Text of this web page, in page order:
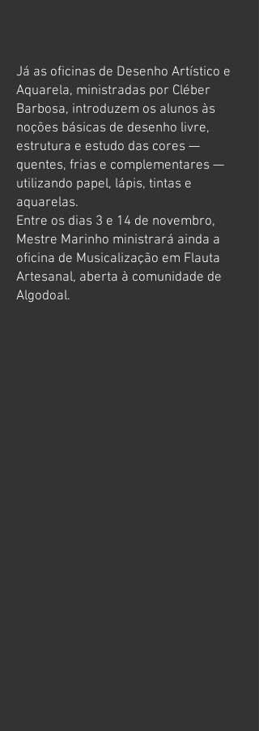
Já as oficinas de Desenho Artístico e
Aquarela, ministradas por Cléber
Barbosa, introduzem os alunos às
noções básicas de desenho livre,
estrutura e estudo das cores —
quentes, frias e complementares —
utilizando papel, lápis, tintas e
aquarelas.
Entre os dias 3 e 14 de novembro,
Mestre Marinho ministrará ainda a
oficina de Musicalização em Flauta
Artesanal, aberta à comunidade de
Algodoal.